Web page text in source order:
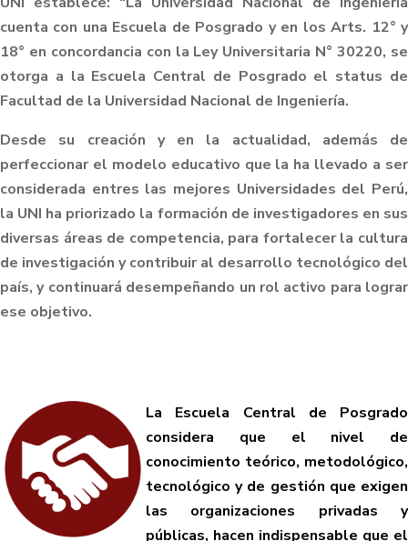
cuenta con una Escuela de Posgrado y en los Arts. 12° y
18° en concordancia con la Ley Universitaria N° 30220, se
otorga a la Escuela Central de Posgrado el status de
Facultad de la Universidad Nacional de Ingeniería.
Desde su creación y en la actualidad, además de
perfeccionar el modelo educativo que la ha llevado a ser
considerada entres las mejores Universidades del Perú,
la UNI ha priorizado la formación de investigadores en sus
diversas áreas de competencia, para fortalecer la cultura
de investigación y contribuir al desarrollo tecnológico del
país, y continuará desempeñando un rol activo para lograr
ese objetivo.
La Escuela Central de Posgrado
considera que el nivel de
conocimiento teórico, metodológico,
tecnológico y de gestión que exigen
las organizaciones privadas y
públicas, hacen indispensable que el